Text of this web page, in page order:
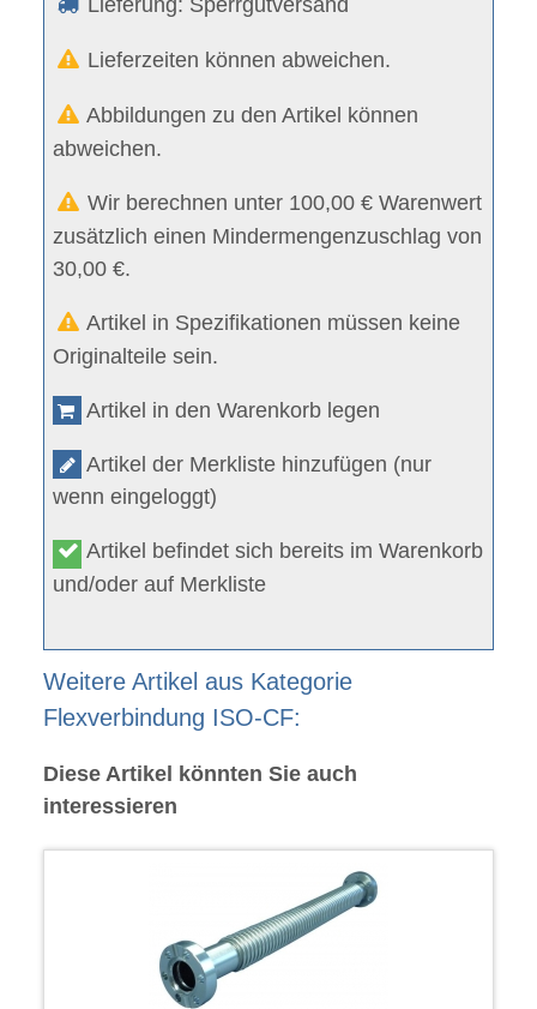
Lieferzeiten können abweichen.
Abbildungen zu den Artikel können
abweichen.
Wir berechnen unter 100,00 € Warenwert
zusätzlich einen Mindermengenzuschlag von
30,00 €.
Artikel in Spezifikationen müssen keine
Originalteile sein.
Artikel in den Warenkorb legen
Artikel der Merkliste hinzufügen (nur
wenn eingeloggt)
Artikel befindet sich bereits im Warenkorb
und/oder auf Merkliste
Weitere Artikel aus Kategorie
Flexverbindung ISO-CF:
Diese Artikel könnten Sie auch
interessieren